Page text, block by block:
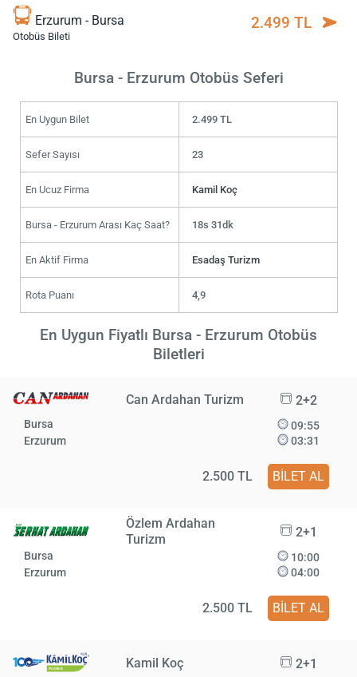
Erzurum - Bursa
Otobüs Bileti
2.499 TL
Bursa - Erzurum Otobüs Seferi
En Uygun Bilet 2.499 TL
Sefer Sayısı 23
En Ucuz Firma Kamil Koç
Bursa - Erzurum Arası Kaç Saat? 18s 31dk
En Aktif Firma Esadaş Turizm
Rota Puanı 4,9
En Uygun Fiyatlı Bursa - Erzurum Otobüs
Biletleri
Can Ardahan Turizm 2+2
Bursa
Erzurum
09:55
03:31
2.500 TL BİLET AL
Özlem Ardahan
Turizm
2+1
Bursa
Erzurum
10:00
04:00
2.500 TL BİLET AL
Kamil Koç 2+1